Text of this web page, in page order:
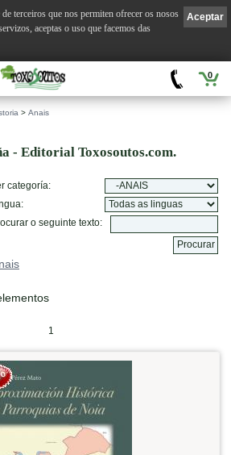
0
> Anais
- Editorial Toxosoutos.com.
categoría:
o seguinte texto:
1
Aceptar
de terceiros que nos permiten ofrecer os nosos
aceptas o uso que facemos das